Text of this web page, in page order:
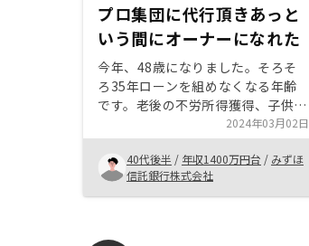
プロ集団に代行頂きあっと
いう間にオーナーになれた
今年、48歳になりました。そろそ
ろ35年ローンを組めなくなる年齢
です。老後の不労所得獲得、子供へ
の財産形成、単年度の節税を目的に
やってみました。長い長い船出がこ
れから始まります。RENOSYさんは
プロ集団です。私の疑問点に色々と
応えてくれました。また色々と手続
（あまり労力をかけずに）不動産オ
2024年03月02日
40代後半 / 年収1400万円台 / みずほ
信託銀行株式会社